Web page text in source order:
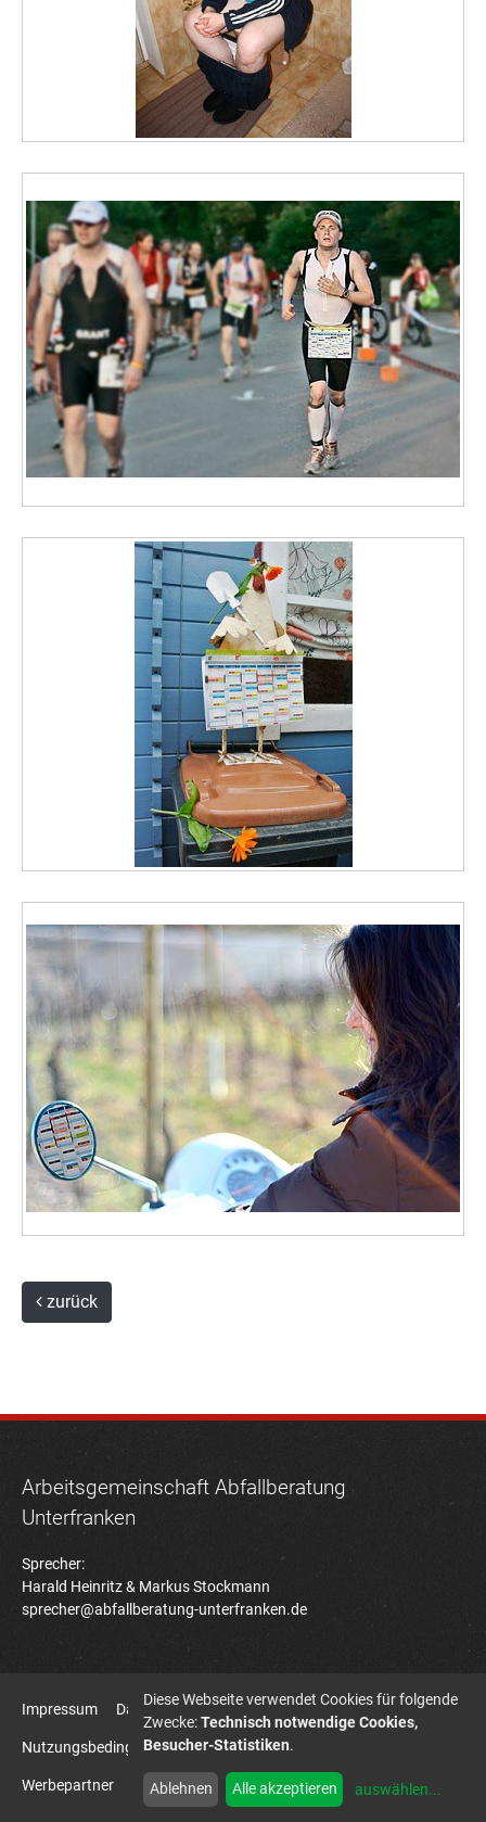
zurück
Arbeitsgemeinschaft Abfallberatung
Unterfranken
Sprecher:
Harald Heinritz & Markus Stockmann
sprecher@abfallberatung-unterfranken.de
Impressum Datenschutz
Nutzungsbedingungen Bildatenbank Sitemap
Werbepartner HD7B Agentur für Kommunikation
Diese Webseite verwendet Cookies für folgende
Zwecke:Technisch notwendige Cookies,
Besucher-Statistiken.
Ablehnen Alle akzeptieren auswählen...